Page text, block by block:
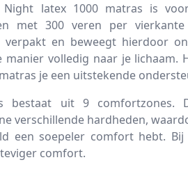
latex 1000 matras is
met 300 veren per
verpakt en beweegt hierdoor
manier volledig naar je lichaam.
je een uitstekende
bestaat uit 9 comfortzones.
verschillende hardheden,
een soepeler comfort hebt.
comfort.